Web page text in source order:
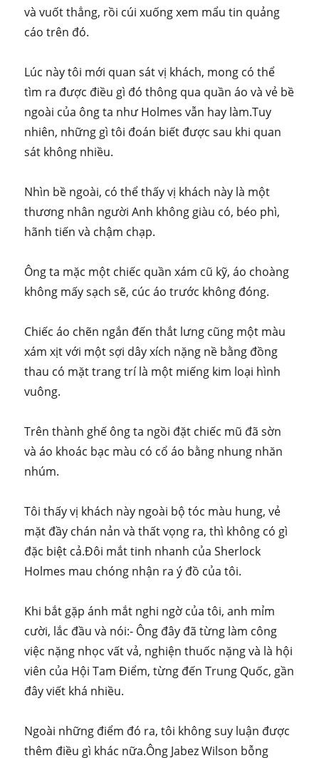
và vuốt thẳng, rồi cúi xuống xem mẩu tin quảng
cáo trên đó.
Lúc này tôi mới quan sát vị khách, mong có thể
tìm ra được điều gì đó thông qua quần áo và vẻ bề
ngoài của ông ta như Holmes vẫn hay làm.Tuy
nhiên, những gì tôi đoán biết được sau khi quan
sát không nhiều.
Nhìn bề ngoài, có thể thấy vị khách này là một
thương nhân người Anh không giàu có, béo phì,
hãnh tiến và chậm chạp.
Ông ta mặc một chiếc quần xám cũ kỹ, áo choàng
không mấy sạch sẽ, cúc áo trước không đóng.
Chiếc áo chẽn ngắn đến thắt lưng cũng một màu
xám xịt với một sợi dây xích nặng nề bằng đồng
thau có mặt trang trí là một miếng kim loại hình
vuông.
Trên thành ghế ông ta ngồi đặt chiếc mũ đã sờn
và áo khoác bạc màu có cổ áo bằng nhung nhăn
nhúm.
Tôi thấy vị khách này ngoài bộ tóc màu hung, vẻ
mặt đầy chán nản và thất vọng ra, thì không có gì
đặc biệt cả.Đôi mắt tinh nhanh của Sherlock
Holmes mau chóng nhận ra ý đồ của tôi.
Khi bắt gặp ánh mắt nghi ngờ của tôi, anh mỉm
cười, lắc đầu và nói:- Ông đây đã từng làm công
việc nặng nhọc vất vả, nghiện thuốc nặng và là hội
viên của Hội Tam Điểm, từng đến Trung Quốc, gần
đây viết khá nhiều.
Ngoài những điểm đó ra, tôi không suy luận được
thêm điều gì khác nữa.Ông Jabez Wilson bỗng